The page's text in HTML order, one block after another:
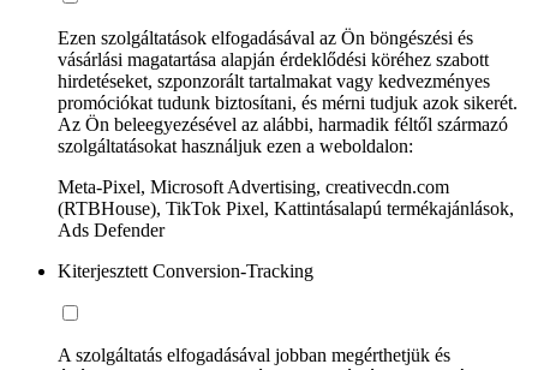
Ezen szolgáltatások elfogadásával az Ön böngészési és
vásárlási magatartása alapján érdeklődési köréhez szabott
hirdetéseket, szponzorált tartalmakat vagy kedvezményes
promóciókat tudunk biztosítani, és mérni tudjuk azok sikerét.
Az Ön beleegyezésével az alábbi, harmadik féltől származó
szolgáltatásokat használjuk ezen a weboldalon:
Meta-Pixel, Microsoft Advertising, creativecdn.com
(RTBHouse), TikTok Pixel, Kattintásalapú termékajánlások,
Ads Defender
Kiterjesztett Conversion-Tracking
A szolgáltatás elfogadásával jobban megérthetjük és